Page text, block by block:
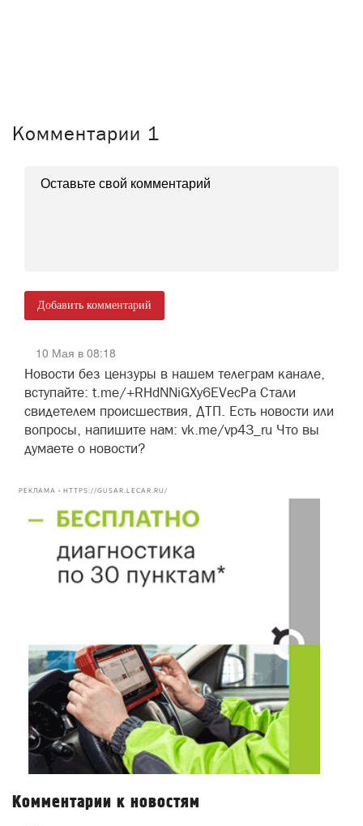
Комментарии 1
Добавить комментарий
10 Мая в 08:18
Новости без цензуры в нашем телеграм канале,
вступайте: t.me/+RHdNNiGXy6EVecPa Стали
свидетелем происшествия, ДТП. Есть новости или
вопросы, напишите нам: vk.me/vp43_ru Что вы
думаете о новости?
РЕКЛАМА • HTTPS://GUSAR.LECAR.RU/
Комментарии к новостям